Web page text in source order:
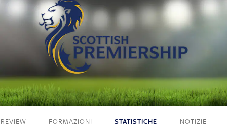
3 - 0
FORMAZIONI STATISTICHE NOTIZIE